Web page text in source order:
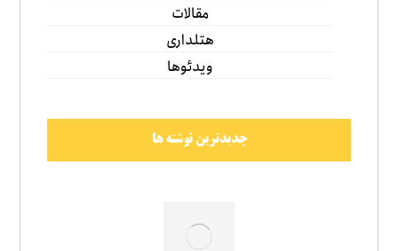
مقالات
هتلداری
ویدئوها
جدیدترین نوشته ها